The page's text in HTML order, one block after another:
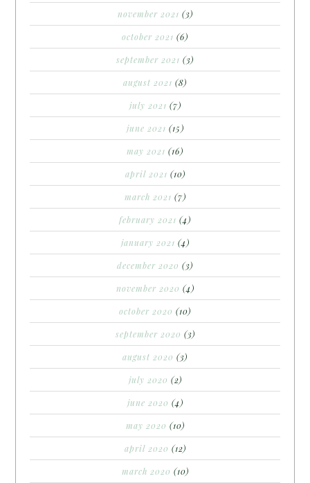
november 2021 (3)
october 2021 (6)
september 2021 (3)
august 2021 (8)
july 2021 (7)
june 2021 (15)
may 2021 (16)
april 2021 (10)
march 2021 (7)
february 2021 (4)
january 2021 (4)
december 2020 (3)
november 2020 (4)
october 2020 (10)
september 2020 (3)
august 2020 (3)
july 2020 (2)
june 2020 (4)
may 2020 (10)
april 2020 (12)
march 2020 (10)